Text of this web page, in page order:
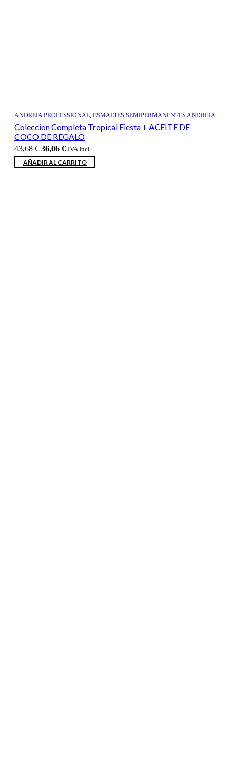
ANDREIA PROFESSIONAL, ESMALTES SEMIPERMANENTES ANDREIA
Coleccion Completa Tropical Fiesta + ACEITE DE
COCO DE REGALO
43,68€ El
precio
original
36,06 €El
precio
actual
IVA Incl.
AÑADIR AL CARRITO